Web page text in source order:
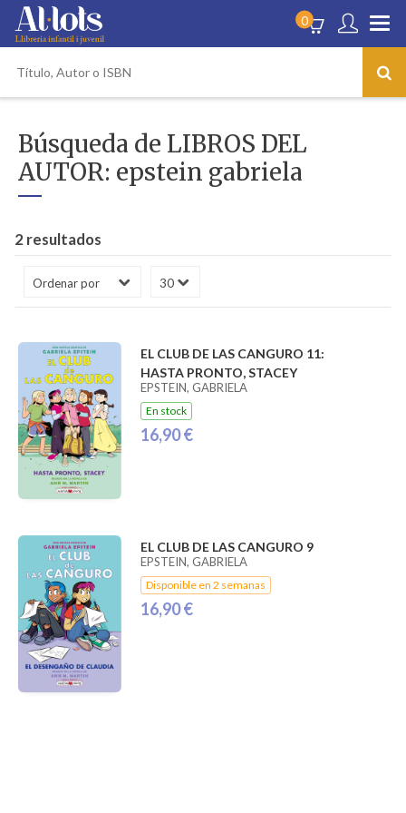
0
Búsqueda de LIBROS DEL
AUTOR: epstein gabriela
2 resultados
EL CLUB DE LAS CANGURO 11:
HASTA PRONTO, STACEY
EPSTEIN, GABRIELA
En stock
16,90 €
EL CLUB DE LAS CANGURO 9
EPSTEIN, GABRIELA
Disponible en 2 semanas
16,90 €